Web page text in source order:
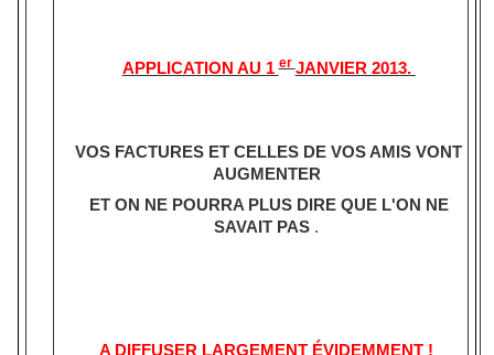
APPLICATION AU 1erJANVIER 2013.
VOS FACTURES ET CELLES DE VOS AMIS VONT
AUGMENTER
ET ON NE POURRA PLUS DIRE QUE L'ON NE
SAVAIT PAS .
A DIFFUSER LARGEMENT ÉVIDEMMENT !